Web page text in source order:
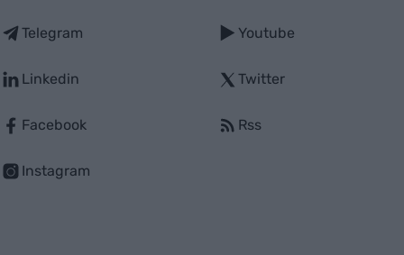
Telegram
Linkedin
Facebook
Instagram
Youtube
Twitter
Rss